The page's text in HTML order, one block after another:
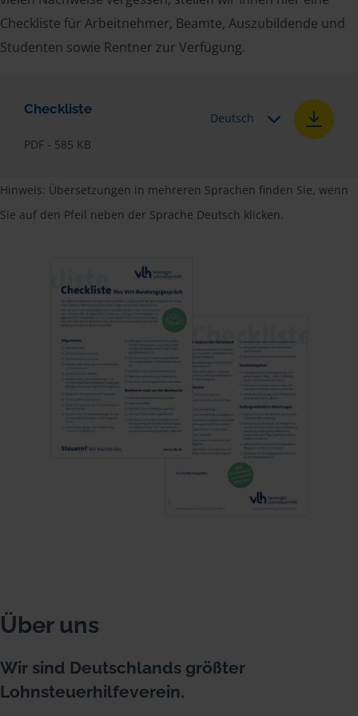
Checkliste für Arbeitnehmer, Beamte, Auszubildende und
Studenten sowie Rentner zur Verfügung.
Checkliste
PDF - 585 KB
Deutsch
Hinweis: Übersetzungen in mehreren Sprachen finden Sie, wenn
Sie auf den Pfeil neben der Sprache Deutsch klicken.
Über uns
Wir sind Deutschlands größter
Lohnsteuerhilfeverein.